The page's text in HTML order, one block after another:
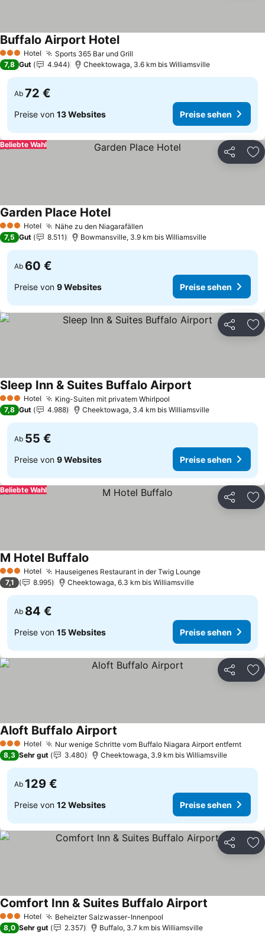
3 SterneHotel Sports 365 Bar und Grill
Buffalo Airport HotelPreise sehen
7,8 Gut 4.944 Cheektowaga, 3.6 km bis Williamsville
Ab 72 €
Preise von 13 Websites Preise sehen
Teilen
Beliebte Wahl
3 SterneHotel Nähe zu den Niagarafällen
Garden Place HotelPreise sehen
7,5 Gut 8.511 Bowmansville, 3.9 km bis Williamsville
Ab 60 €
Preise von 9 Websites Preise sehen
Teilen
3 SterneHotel King-Suiten mit privatem Whirlpool
Sleep Inn & Suites Buffalo Airport
7,8 Gut 4.988 Cheektowaga, 3.4 km bis Williamsville
Ab 55 €
Preise von 9 Websites Preise sehen
Teilen
Beliebte Wahl
3 SterneHotel Hauseigenes Restaurant in der Twig LoungePreise sehen
M Hotel Buffalo
7,1 8.995 Cheektowaga, 6.3 km bis Williamsville
Ab 84 €
Preise von 15 Websites Preise sehen
Teilen
3 SterneHotel Nur wenige Schritte vom Buffalo Niagara Airport entfernt
Aloft Buffalo Airport
8,3 Sehr gut 3.480 Cheektowaga, 3.9 km bis Williamsville
Ab 129 €
Preise von 12 Websites Preise sehen
Teilen
3 SterneHotel Beheizter Salzwasser-Innenpool
Comfort Inn & Suites Buffalo Airport
8,0 Sehr gut 2.357 Buffalo, 3.7 km bis Williamsville